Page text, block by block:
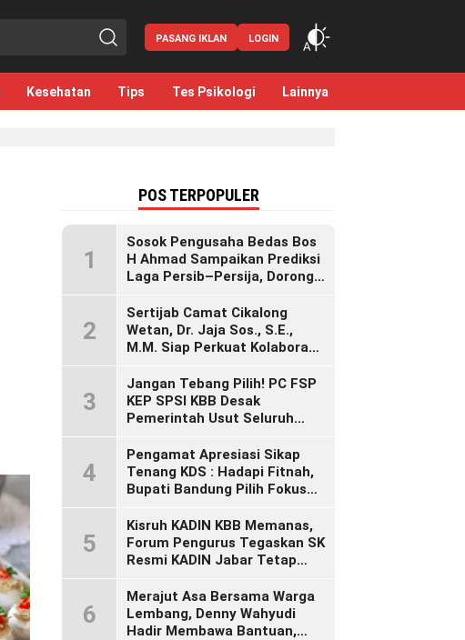
PASANG IKLAN LOGIN
Kesehatan Tips Tes Psikologi Lainnya
POS TERPOPULER
1
Sosok Pengusaha Bedas Bos
H Ahmad Sampaikan Prediksi
Laga Persib–Persija, Dorong
Berada
2
Sertijab Camat Cikalong
Wetan, Dr. Jaja Sos., S.E.,
M.M. Siap Perkuat Kolaborasi
Lebih Maju dan Sejahtera
3
Jangan Tebang Pilih! PC FSP
KEP SPSI KBB Desak
Pemerintah Usut Seluruh
Langgar Hak Pekerja Pasca
Sidak KDM”
4
Pengamat Apresiasi Sikap
Tenang KDS : Hadapi Fitnah,
Bupati Bandung Pilih Fokus
5
Kisruh KADIN KBB Memanas,
Forum Pengurus Tegaskan SK
Resmi KADIN Jabar Tetap
Segera Bertindak
6
Merajut Asa Bersama Warga
Lembang, Denny Wahyudi
Hadir Membawa Bantuan,